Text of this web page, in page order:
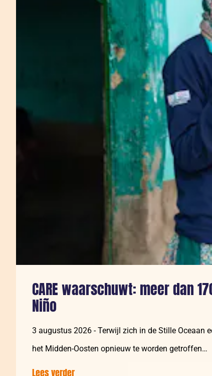
CARE waarschuwt: meer dan
Niño
3 augustus 2026 - Terwijl zich in de Stille Oceaan
het Midden-Oosten opnieuw te worden getroffen…
Lees verder